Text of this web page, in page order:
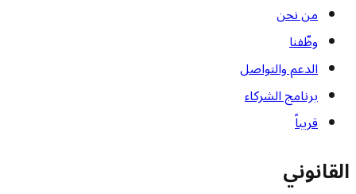
من نحن
وظّفنا
الدعم والتواصل
برنامج الشركاء
قريباً
القانوني